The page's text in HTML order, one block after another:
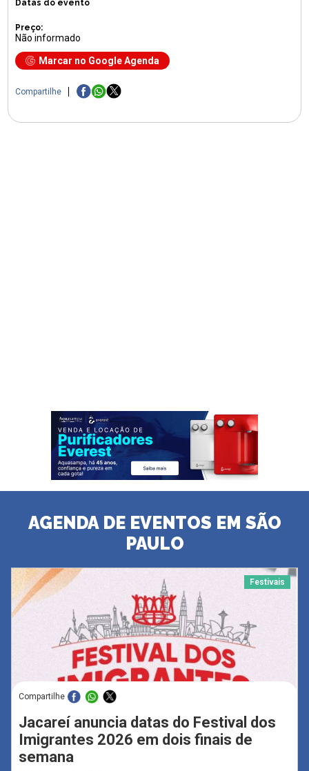
Datas do evento
Preço:
Não informado
Marcar no Google Agenda
Compartilhe
AGENDA DE EVENTOS EM SÃO
PAULO
Festivais
Compartilhe
Jacareí anuncia datas do Festival dos
Imigrantes 2026 em dois finais de
semana